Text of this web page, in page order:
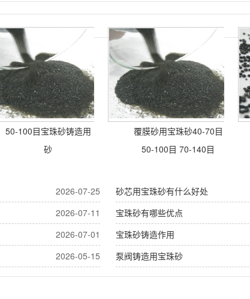
50-100目宝珠砂铸造用
砂
覆膜砂用宝珠砂40-70目
50-100目 70-140目
2026-07-25
砂芯用宝珠砂有什么好处
2026-07-11
宝珠砂有哪些优点
2026-07-01
宝珠砂铸造作用
2026-05-15
泵阀铸造用宝珠砂